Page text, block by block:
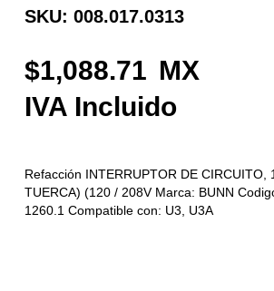
SKU: 008.017.0313
1,088.71
Refacción INTERRUPTOR DE CIRCUITO,
TUERCA) (120 / 208V Marca: BUNN
1260.1 Compatible con: U3, U3A